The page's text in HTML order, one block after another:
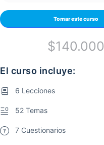
Tomar este curso
$140.000
El curso incluye:
6 Lecciones
52 Temas
7 Cuestionarios